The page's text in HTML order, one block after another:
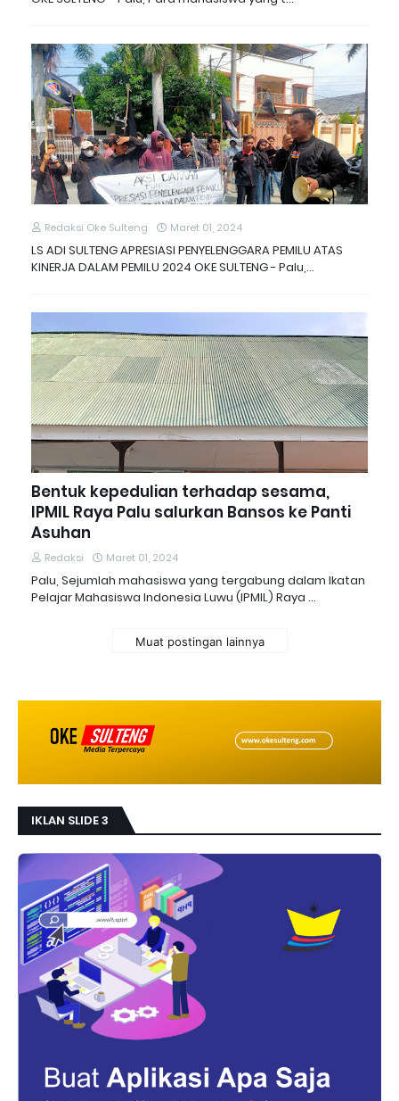
Redaksi Oke Sulteng Maret 01, 2024
LS ADI SULTENG APRESIASI PENYELENGGARA PEMILU ATAS
KINERJA DALAM PEMILU 2024 OKE SULTENG - Palu,…
Bentuk kepedulian terhadap sesama,
IPMIL Raya Palu salurkan Bansos ke Panti
Asuhan
Redaksi Maret 01, 2024
Palu, Sejumlah mahasiswa yang tergabung dalam Ikatan
Pelajar Mahasiswa Indonesia Luwu (IPMIL) Raya …
Muat postingan lainnya
IKLAN SLIDE 3